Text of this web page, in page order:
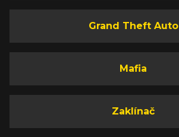
Grand Theft Auto
Mafia
Zaklínač